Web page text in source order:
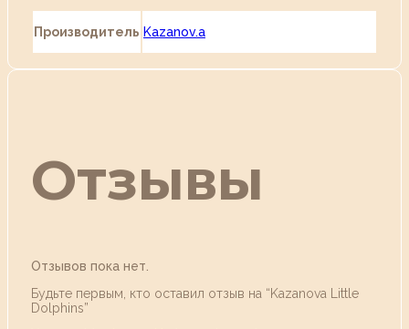
Производитель Kazanov.a
Отзывы
Отзывов пока нет.
Будьте первым, кто оставил отзыв на “Kazanova Little
Dolphins”